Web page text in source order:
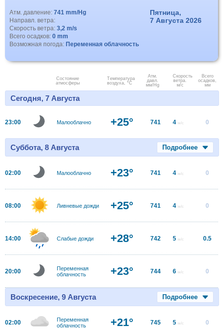
Атм. давление: 741 mm/Hg
Направл. ветра:
Скорость ветра: 3,2 m/s
Всего осадков: 0 mm
Возможная погода: Переменная облачность
Пятница,
7 Августа 2026
Состояние
атмосферы
Температура
воздуха, °C
Атм.
давл.
мм/Hg
Скорость
ветра.
м/с
Всего
осадков,
мм
Сегодня, 7 Августа
23:00 Малооблачно +25° 741 4 м/с 0
Суббота, 8 Августа Подробнее
02:00 Малооблачно +23° 741 4 м/с 0
08:00 Ливневые дожди +25° 741 4 м/с 0
14:00 Слабые дожди +28° 742 5 м/с 0.5
20:00
Переменная
облачность
+23° 744 6 м/с 0
Воскресение, 9 Августа Подробнее
02:00
Переменная
облачность
+21° 745 5 м/с 0